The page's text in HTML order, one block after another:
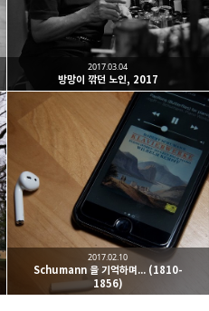
방망이 깎던 노인, 2017
2017.03.04
Schumann 을 기억하며... (1810-
1856)
2017.02.10